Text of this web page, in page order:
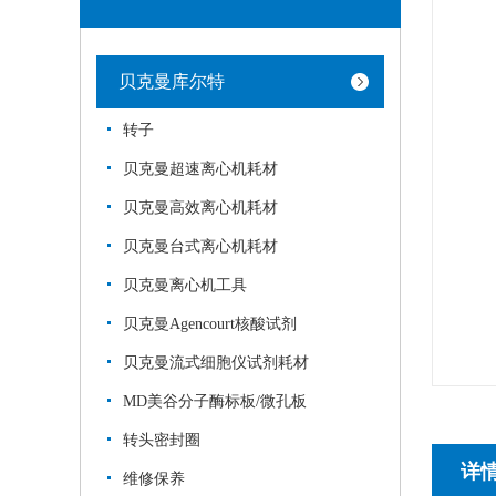
贝克曼库尔特
转子
贝克曼超速离心机耗材
贝克曼高效离心机耗材
贝克曼台式离心机耗材
贝克曼离心机工具
贝克曼Agencourt核酸试剂
贝克曼流式细胞仪试剂耗材
MD美谷分子酶标板/微孔板
转头密封圈
维修保养 详